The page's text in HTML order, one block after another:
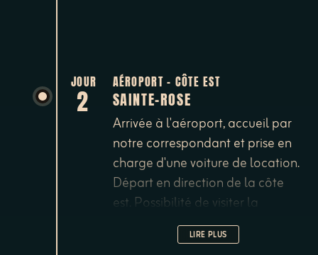
JOUR
2
AÉROPORT - CÔTE EST
SAINTE-ROSE
Arrivée à l'aéroport, accueil par
notre correspondant et prise en
charge d'une voiture de location.
Départ en direction de la côte
est. Possibilité de visiter la
plantation de vanille Roulof, la
distillerie de Savanna et sucrerie
LIRE PLUS